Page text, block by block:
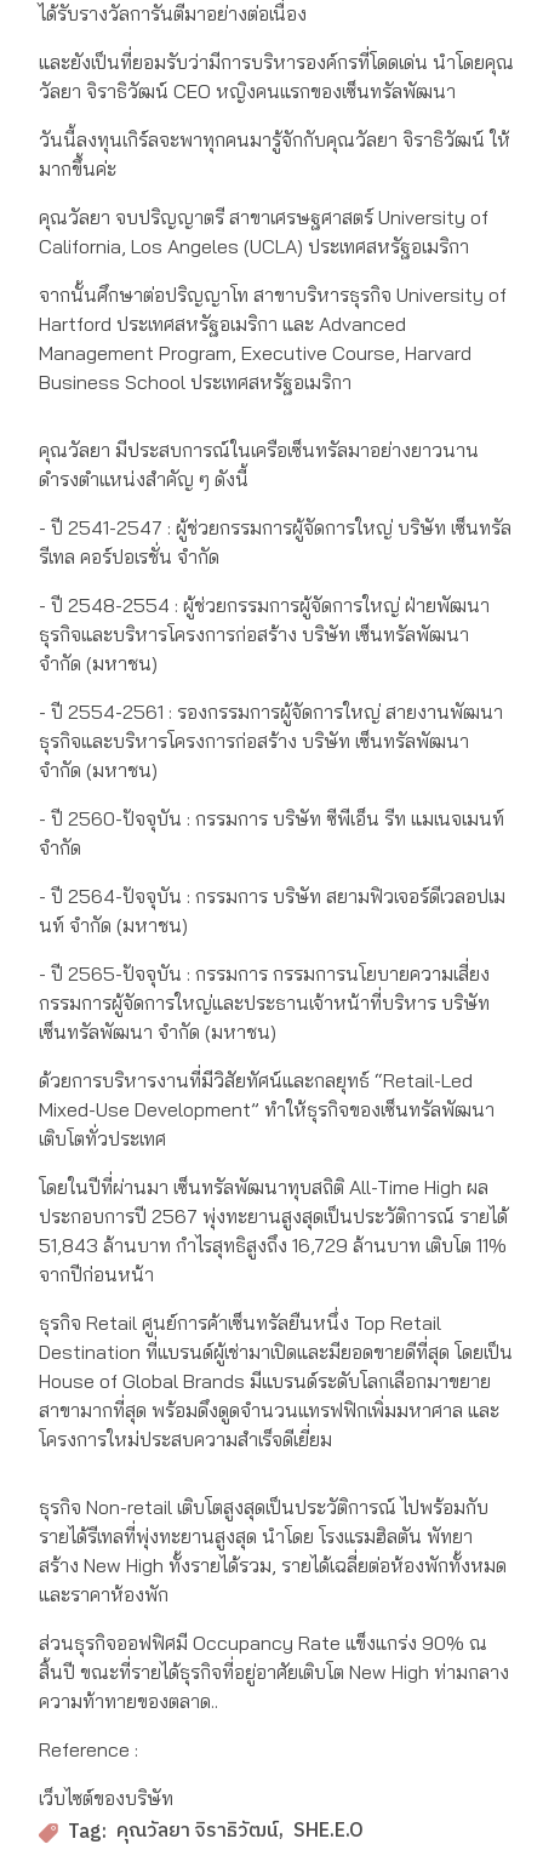
ได้รับรางวัลการันตีมาอย่างต่อเนื่อง
และยังเป็นที่ยอมรับว่ามีการบริหารองค์กรที่โดดเด่น นำโดยคุณ
วัลยา จิราธิวัฒน์ CEO หญิงคนแรกของเซ็นทรัลพัฒนา
วันนี้ลงทุนเกิร์ลจะพาทุกคนมารู้จักกับคุณวัลยา จิราธิวัฒน์ ให้
มากขึ้นค่ะ
คุณวัลยา จบปริญญาตรี สาขาเศรษฐศาสตร์ University of
California, Los Angeles (UCLA) ประเทศสหรัฐอเมริกา
จากนั้นศึกษาต่อปริญญาโท สาขาบริหารธุรกิจ University of
Hartford ประเทศสหรัฐอเมริกา และ Advanced
Management Program, Executive Course, Harvard
Business School ประเทศสหรัฐอเมริกา
คุณวัลยา มีประสบการณ์ในเครือเซ็นทรัลมาอย่างยาวนาน
ดำรงตำแหน่งสำคัญ ๆ ดังนี้
- ปี 2541-2547 : ผู้ช่วยกรรมการผู้จัดการใหญ่ บริษัท เซ็นทรัล
รีเทล คอร์ปอเรชั่น จำกัด
- ปี 2548-2554 : ผู้ช่วยกรรมการผู้จัดการใหญ่ ฝ่ายพัฒนา
ธุรกิจและบริหารโครงการก่อสร้าง บริษัท เซ็นทรัลพัฒนา
จำกัด (มหาชน)
- ปี 2554-2561 : รองกรรมการผู้จัดการใหญ่ สายงานพัฒนา
ธุรกิจและบริหารโครงการก่อสร้าง บริษัท เซ็นทรัลพัฒนา
จำกัด (มหาชน)
- ปี 2560-ปัจจุบัน : กรรมการ บริษัท ซีพีเอ็น รีท แมเนจเมนท์
จำกัด
- ปี 2564-ปัจจุบัน : กรรมการ บริษัท สยามฟิวเจอร์ดีเวลอปเม
นท์ จำกัด (มหาชน)
- ปี 2565-ปัจจุบัน : กรรมการ กรรมการนโยบายความเสี่ยง
กรรมการผู้จัดการใหญ่และประธานเจ้าหน้าที่บริหาร บริษัท
เซ็นทรัลพัฒนา จำกัด (มหาชน)
ด้วยการบริหารงานที่มีวิสัยทัศน์และกลยุทธ์ “Retail-Led
Mixed-Use Development” ทำให้ธุรกิจของเซ็นทรัลพัฒนา
เติบโตทั่วประเทศ
โดยในปีที่ผ่านมา เซ็นทรัลพัฒนาทุบสถิติ All-Time High ผล
ประกอบการปี 2567 พุ่งทะยานสูงสุดเป็นประวัติการณ์ รายได้
51,843 ล้านบาท กำไรสุทธิสูงถึง 16,729 ล้านบาท เติบโต 11%
จากปีก่อนหน้า
ธุรกิจ Retail ศูนย์การค้าเซ็นทรัลยืนหนึ่ง Top Retail
Destination ที่แบรนด์ผู้เช่ามาเปิดและมียอดขายดีที่สุด โดยเป็น
House of Global Brands มีแบรนด์ระดับโลกเลือกมาขยาย
สาขามากที่สุด พร้อมดึงดูดจำนวนแทรฟฟิกเพิ่มมหาศาล และ
โครงการใหม่ประสบความสำเร็จดีเยี่ยม
ธุรกิจ Non-retail เติบโตสูงสุดเป็นประวัติการณ์ ไปพร้อมกับ
รายได้รีเทลที่พุ่งทะยานสูงสุด นำโดย โรงแรมฮิลตัน พัทยา
สร้าง New High ทั้งรายได้รวม, รายได้เฉลี่ยต่อห้องพักทั้งหมด
และราคาห้องพัก
ส่วนธุรกิจออฟฟิศมี Occupancy Rate แข็งแกร่ง 90% ณ
สิ้นปี ขณะที่รายได้ธุรกิจที่อยู่อาศัยเติบโต New High ท่ามกลาง
ความท้าทายของตลาด..
Reference :
เว็บไซต์ของบริษัท
Tag: คุณวัลยา จิราธิวัฒน์ SHE.E.O